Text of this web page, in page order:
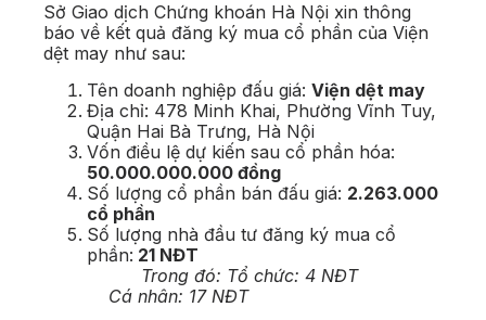
Sở Giao dịch Chứng khoán Hà Nội xin thông
báo về kết quả đăng ký mua cổ phần của Viện
dệt may như sau:
Tên doanh nghiệp đấu giá: Viện dệt may
Địa chỉ: 478 Minh Khai, Phường Vĩnh Tuy,
Quận Hai Bà Trưng, Hà Nội
Vốn điều lệ dự kiến sau cổ phần hóa:
50.000.000.000 đồng
Số lượng cổ phần bán đấu giá: 2.263.000
cổ phần
Số lượng nhà đầu tư đăng ký mua cổ
phần: 21 NĐT
Trong đó: Tổ chức: 4 NĐT
Cá nhân: 17 NĐT